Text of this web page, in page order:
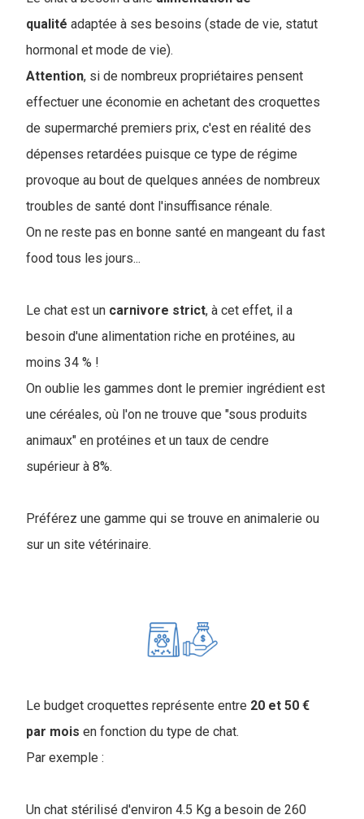
qualité adaptée à ses besoins (stade de vie, statut
hormonal et mode de vie).
Attention, si de nombreux propriétaires pensent
effectuer une économie en achetant des croquettes
de supermarché premiers prix, c'est en réalité des
dépenses retardées puisque ce type de régime
provoque au bout de quelques années de nombreux
troubles de santé dont l'insuffisance rénale.
On ne reste pas en bonne santé en mangeant du fast
food tous les jours...
Le chat est un carnivore strict, à cet effet, il a
besoin d'une alimentation riche en protéines, au
moins 34 % !
On oublie les gammes dont le premier ingrédient est
une céréales, où l'on ne trouve que "sous produits
animaux" en protéines et un taux de cendre
supérieur à 8%.
Préférez une gamme qui se trouve en animalerie ou
sur un site vétérinaire.
Le budget croquettes représente entre 20 et 50 €
par mois en fonction du type de chat.
Par exemple :
Un chat stérilisé d'environ 4.5 Kg a besoin de 260